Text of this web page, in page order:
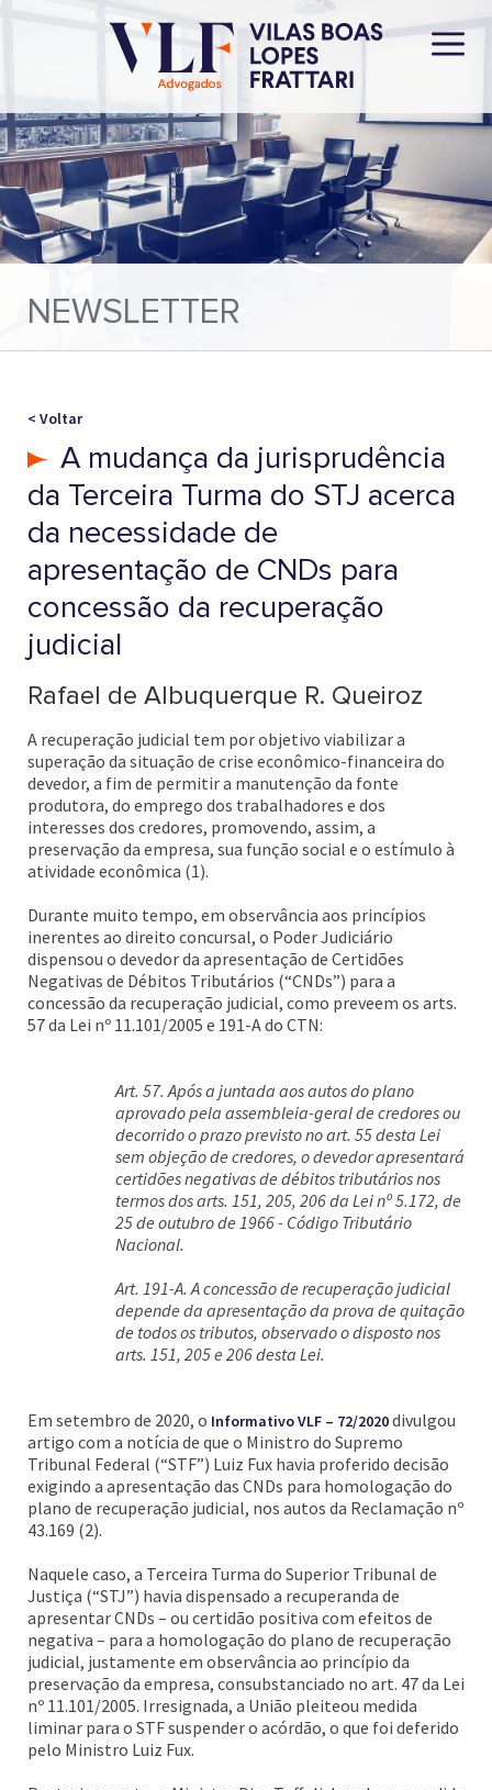
NEWSLETTER
< Voltar
A mudança da jurisprudência
da Terceira Turma do STJ acerca
da necessidade de
apresentação de CNDs para
concessão da recuperação
judicial
Rafael de Albuquerque R. Queiroz
A recuperação judicial tem por objetivo viabilizar a
superação da situação de crise econômico-financeira do
devedor, a fim de permitir a manutenção da fonte
produtora, do emprego dos trabalhadores e dos
interesses dos credores, promovendo, assim, a
preservação da empresa, sua função social e o estímulo à
atividade econômica (1).
Durante muito tempo, em observância aos princípios
inerentes ao direito concursal, o Poder Judiciário
dispensou o devedor da apresentação de Certidões
Negativas de Débitos Tributários (“CNDs”) para a
concessão da recuperação judicial, como preveem os arts.
57 da Lei nº 11.101/2005 e 191-A do CTN:
Art. 57. Após a juntada aos autos do plano
aprovado pela assembleia-geral de credores ou
decorrido o prazo previsto no art. 55 desta Lei
sem objeção de credores, o devedor apresentará
certidões negativas de débitos tributários nos
termos dos arts. 151, 205, 206 da Lei nº 5.172, de
25 de outubro de 1966 - Código Tributário
Nacional.
Art. 191-A. A concessão de recuperação judicial
depende da apresentação da prova de quitação
de todos os tributos, observado o disposto nos
arts. 151, 205 e 206 desta Lei.
Em setembro de 2020, o Informativo VLF – 72/2020divulgou
artigo com a notícia de que o Ministro do Supremo
Tribunal Federal (“STF”) Luiz Fux havia proferido decisão
exigindo a apresentação das CNDs para homologação do
plano de recuperação judicial, nos autos da Reclamação nº
43.169 (2).
Naquele caso, a Terceira Turma do Superior Tribunal de
Justiça (“STJ”) havia dispensado a recuperanda de
apresentar CNDs – ou certidão positiva com efeitos de
negativa – para a homologação do plano de recuperação
judicial, justamente em observância ao princípio da
preservação da empresa, consubstanciado no art. 47 da Lei
nº 11.101/2005. Irresignada, a União pleiteou medida
liminar para o STF suspender o acórdão, o que foi deferido
pelo Ministro Luiz Fux.